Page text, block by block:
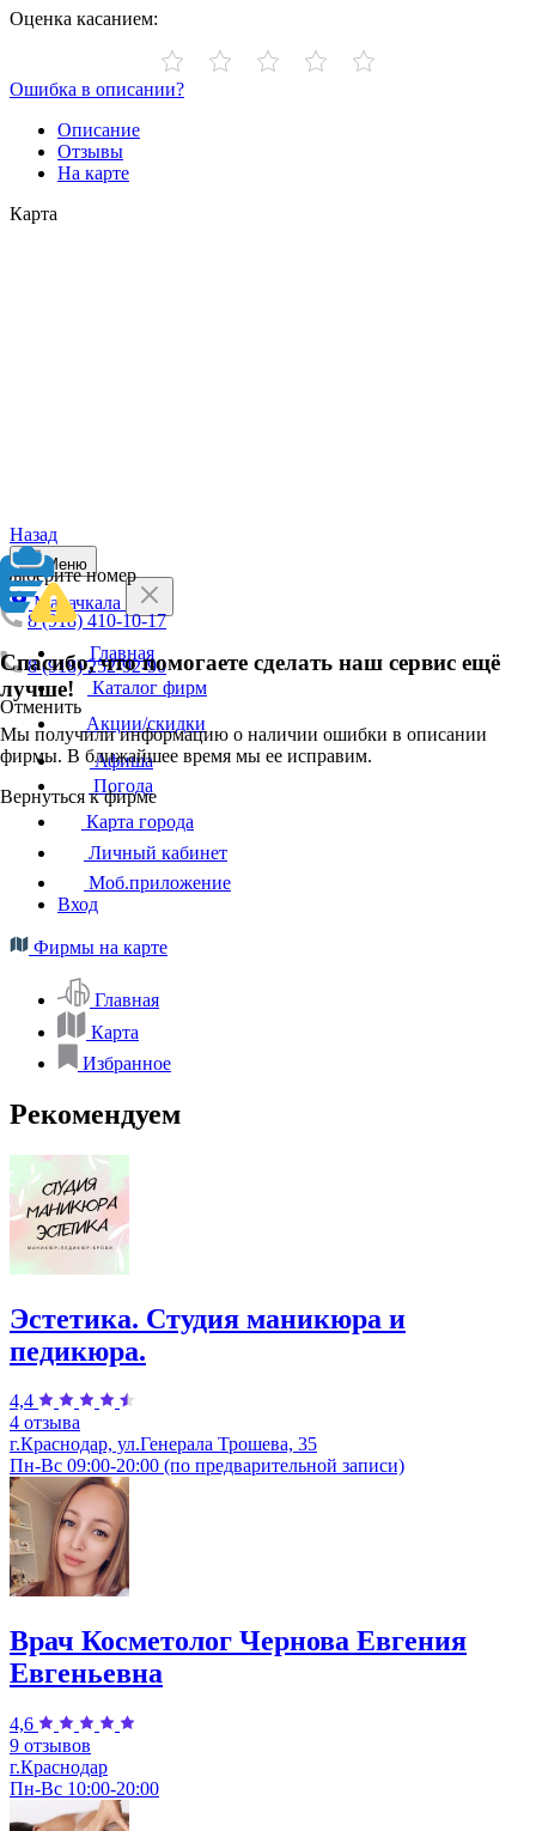
Оценка касанием:
Ошибка в описании?
Описание
Отзывы
На карте
Карта
Назад
Выберите номер
8 (918) 410-10-17
8 (918) 252-92-90
Отменить
Спасибо, что помогаете сделать наш сервис ещё
лучше!
Мы получили информацию о наличии ошибки в описании
фирмы. В ближайшее время мы ее исправим.
Вернуться к фирме
Меню
Махачкала
Главная
Каталог фирм
Акции/скидки
Афиша
Погода
Карта города
Личный кабинет
Моб.приложение
Вход
Фирмы на карте
Главная
Карта
Избранное
Рекомендуем
Эстетика. Студия маникюра и
педикюра.
4,4
4 отзыва
г.Краснодар, ул.Генерала Трошева, 35
Пн-Вс 09:00-20:00 (по предварительной записи)
Врач Косметолог Чернова Евгения
Евгеньевна
4,6
9 отзывов
г.Краснодар
Пн-Вс 10:00-20:00